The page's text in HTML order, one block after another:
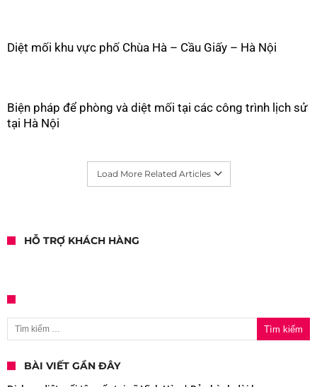
Diệt mối khu vực phố Chùa Hà – Cầu Giấy – Hà Nội
Biện pháp để phòng và diệt mối tại các công trình lịch sử
tại Hà Nội
Load More Related Articles
HỖ TRỢ KHÁCH HÀNG
Tìm kiếm cho:
BÀI VIẾT GẦN ĐÂY